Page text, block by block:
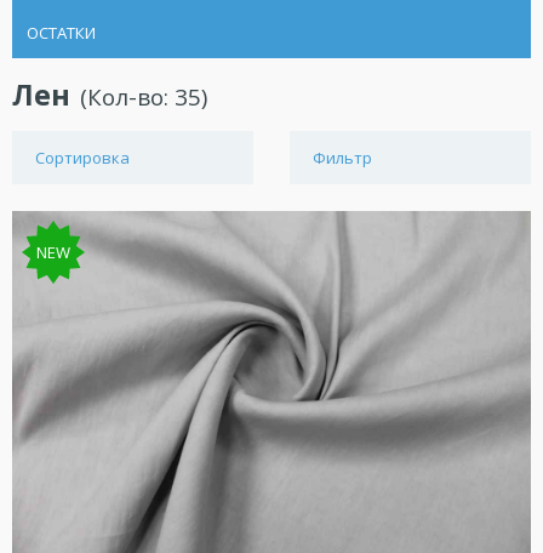
ОСТАТКИ
Лен (Кол-во: 35)
Сортировка Фильтр
NEW